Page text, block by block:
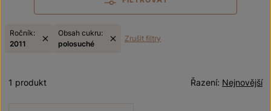
Ročník:
2011
Obsah cukru:
polosuché
Zrušit filtry
Nejnovější
Řazení:
1 produkt